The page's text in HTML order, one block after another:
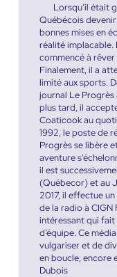
Lorsqu’il était
Québécois
bonnes mises en
réalité implacable.
commencé à
Finalement, il a
limité aux sports.
journal Le Progrès
plus tard, il
Coaticook au
1992, le poste de
Progrès se libère
aventure
il est
(Québecor) et au
2017, il effectue
de la radio à CIGN
intéressant qui fait
d’équipe. Ce
vulgariser et de
en boucle, encore
Dubois